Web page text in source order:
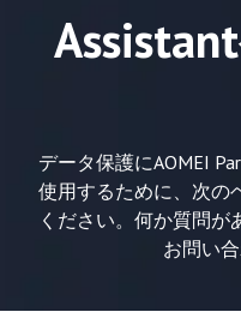
データ保護にAOMEI
使用するために、次の
ください。何か質問が
お問い